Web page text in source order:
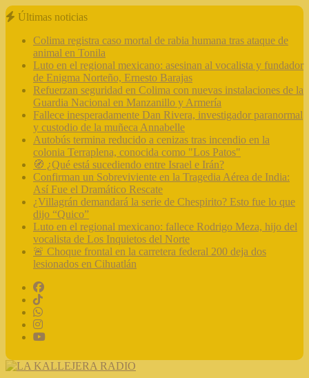
Últimas noticias
Colima registra caso mortal de rabia humana tras ataque de
animal en Tonila
Luto en el regional mexicano: asesinan al vocalista y fundador
de Enigma Norteño, Ernesto Barajas
Refuerzan seguridad en Colima con nuevas instalaciones de la
Guardia Nacional en Manzanillo y Armería
Fallece inesperadamente Dan Rivera, investigador paranormal
y custodio de la muñeca Annabelle
Autobús termina reducido a cenizas tras incendio en la
colonia Terraplena, conocida como "Los Patos"
🧭 ¿Qué está sucediendo entre Israel e Irán?
Confirman un Sobreviviente en la Tragedia Aérea de India:
Así Fue el Dramático Rescate
¿Villagrán demandará la serie de Chespirito? Esto fue lo que
dijo “Quico”
Luto en el regional mexicano: fallece Rodrigo Meza, hijo del
vocalista de Los Inquietos del Norte
🚨 Choque frontal en la carretera federal 200 deja dos
lesionados en Cihuatlán